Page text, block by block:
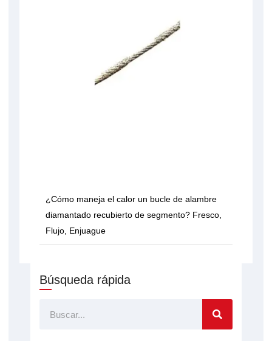
¿Cómo maneja el calor un bucle de alambre
diamantado recubierto de segmento? Fresco,
Flujo, Enjuague
Búsqueda rápida
Buscar